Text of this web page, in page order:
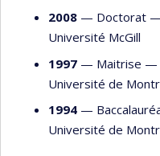
2008 — Doctorat
Université McGill
1997 — Maitrise —
Université de
1994 —
Université de